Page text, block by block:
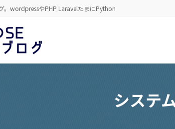
。wordpressやPHP LaravelたまにPython
システ